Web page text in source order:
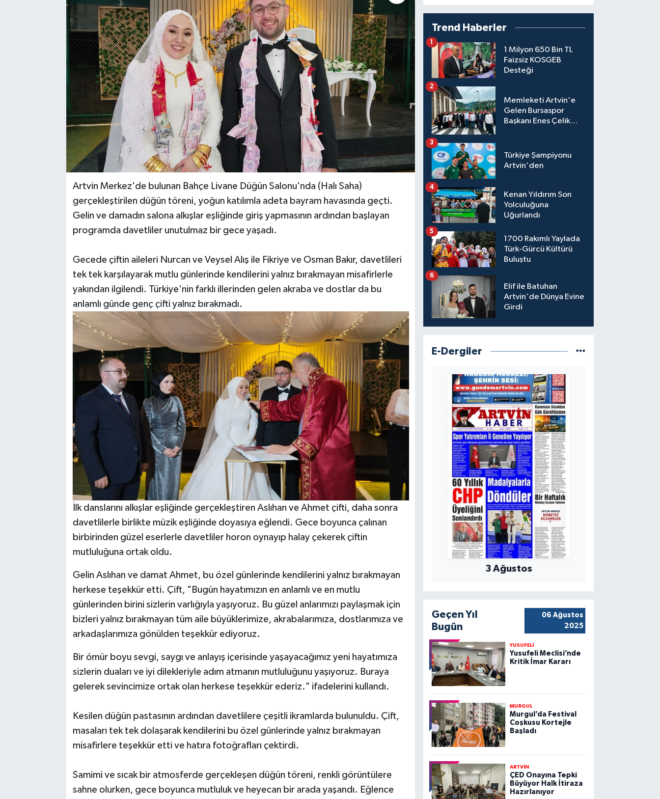
Artvin Merkez'de bulunan Bahçe Livane Düğün Salonu'nda (Halı Saha)
gerçekleştirilen düğün töreni, yoğun katılımla adeta bayram havasında geçti.
Gelin ve damadın salona alkışlar eşliğinde giriş yapmasının ardından başlayan
programda davetliler unutulmaz bir gece yaşadı.
Gecede çiftin aileleri Nurcan ve Veysel Alış ile Fikriye ve Osman Bakır, davetlileri
tek tek karşılayarak mutlu günlerinde kendilerini yalnız bırakmayan misafirlerle
yakından ilgilendi. Türkiye'nin farklı illerinden gelen akraba ve dostlar da bu
anlamlı günde genç çifti yalnız bırakmadı.
İlk danslarını alkışlar eşliğinde gerçekleştiren Aslıhan ve Ahmet çifti, daha sonra
davetlilerle birlikte müzik eşliğinde doyasıya eğlendi. Gece boyunca çalınan
birbirinden güzel eserlerle davetliler horon oynayıp halay çekerek çiftin
mutluluğuna ortak oldu.
Gelin Aslıhan ve damat Ahmet, bu özel günlerinde kendilerini yalnız bırakmayan
herkese teşekkür etti. Çift, "Bugün hayatımızın en anlamlı ve en mutlu
günlerinden birini sizlerin varlığıyla yaşıyoruz. Bu güzel anlarımızı paylaşmak için
bizleri yalnız bırakmayan tüm aile büyüklerimize, akrabalarımıza, dostlarımıza ve
arkadaşlarımıza gönülden teşekkür ediyoruz.
Bir ömür boyu sevgi, saygı ve anlayış içerisinde yaşayacağımız yeni hayatımıza
sizlerin duaları ve iyi dilekleriyle adım atmanın mutluluğunu yaşıyoruz. Buraya
gelerek sevincimize ortak olan herkese teşekkür ederiz." ifadelerini kullandı.
Kesilen düğün pastasının ardından davetlilere çeşitli ikramlarda bulunuldu. Çift,
masaları tek tek dolaşarak kendilerini bu özel günlerinde yalnız bırakmayan
misafirlere teşekkür etti ve hatıra fotoğrafları çektirdi.
Samimi ve sıcak bir atmosferde gerçekleşen düğün töreni, renkli görüntülere
sahne olurken, gece boyunca mutluluk ve heyecan bir arada yaşandı. Eğlence
Trend Haberler
1 Milyon 650 Bin TL
Faizsiz KOSGEB
Desteği
1
Memleketi Artvin'e
Gelen Bursaspor
Başkanı Enes Çelik
2
Türkiye Şampiyonu
Artvin'den
3
Kenan Yıldırım Son
Yolculuğuna
Uğurlandı
4
1700 Rakımlı Yaylada
Türk-Gürcü Kültürü
Buluştu
5
Elif ile Batuhan
Artvin'de Dünya Evine
Girdi
6
E-Dergiler
3 Ağustos
Geçen Yıl
Bugün
06 Ağustos
2025
YUSUFELİ
Yusufeli Meclisi’nde
Kritik İmar Kararı
MURGUL
Murgul’da Festival
Coşkusu Kortejle
Başladı
ARTVİN
ÇED Onayına Tepki
Büyüyor Halk İtiraza
Hazırlanıyor